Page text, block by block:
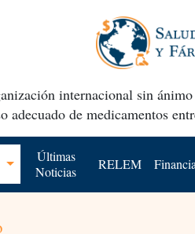
internacional sin
adecuado de medicamentos
Últimas
Noticias
RELEM